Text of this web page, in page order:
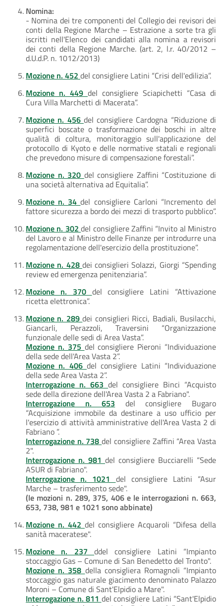
Nomina:
- Nomina dei tre componenti del Collegio dei revisori dei
conti della Regione Marche – Estrazione a sorte tra gli
iscritti nell'Elenco dei candidati alla nomina a revisori
dei conti della Regione Marche. (art. 2, l.r. 40/2012 –
d.U.d.P. n. 1012/2013)
Mozione n. 452 del consigliere Latini “Crisi dell'edilizia”.
Mozione n. 449 del consigliere Sciapichetti “Casa di
Cura Villa Marchetti di Macerata”.
Mozione n. 456 del consigliere Cardogna “Riduzione di
superfici boscate o trasformazione dei boschi in altre
qualità di coltura, monitoraggio sull'applicazione del
protocollo di Kyoto e delle normative statali e regionali
che prevedono misure di compensazione forestali”.
Mozione n. 320 del consigliere Zaffini “Costituzione di
una società alternativa ad Equitalia”.
Mozione n. 34del consigliere Carloni “Incremento del
fattore sicurezza a bordo dei mezzi di trasporto pubblico”.
Mozione n. 302del consigliere Zaffini “Invito al Ministro
del Lavoro e al Ministro delle Finanze per introdurre una
regolamentazione dell'esercizio della prostituzione”.
Mozione n. 428 dei consiglieri Solazzi, Giorgi “Spending
review ed emergenza penitenziaria”.
Mozione n. 370 del consigliere Latini “Attivazione
ricetta elettronica”.
Mozione n. 289dei consiglieri Ricci, Badiali, Busilacchi,
Giancarli, Perazzoli, Traversini “Organizzazione
funzionale delle sedi di Area Vasta”.
Mozione n. 375 del consigliere Pieroni “Individuazione
della sede dell'Area Vasta 2”.
Mozione n. 406 del consigliere Latini “Individuazione
della sede Area Vasta 2”.
Interrogazione n. 663 del consigliere Binci “Acquisto
sede della direzione dell'Area Vasta 2 a Fabriano".
Interrogazione n. 653 del consigliere Bugaro
“Acquisizione immobile da destinare a uso ufficio per
l'esercizio di attività amministrative dell'Area Vasta 2 di
Fabriano ”.
Interrogazione n. 738del consigliere Zaffini “Area Vasta
2".
Interrogazione n. 981 del consigliere Bucciarelli “Sede
ASUR di Fabriano".
Interrogazione n. 1021 del consigliere Latini “Asur
Marche – trasferimento sede".
(le mozioni n. 289, 375, 406 e le interrogazioni n. 663,
653, 738, 981 e 1021 sono abbinate)
Mozione n. 442 del consigliere Acquaroli “Difesa della
sanità maceratese".
Mozione n. 237 ddel consigliere Latini “Impianto
stoccaggio Gas – Comune di San Benedetto del Tronto".
Mozione n. 358 della consigliera Romagnoli “Impianto
stoccaggio gas naturale giacimento denominato Palazzo
Moroni – Comune di Sant'Elpidio a Mare".
Interrogazione n. 811 del consigliere Latini “Sant'Elpidio